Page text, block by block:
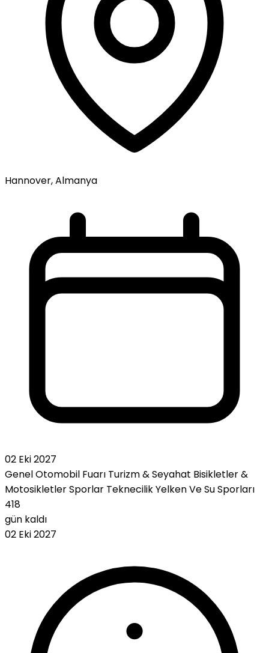
Hannover, Almanya
02 Eki 2027
Genel Otomobil Fuarı Turizm & Seyahat Bisikletler &
MotosikletlerSporlar TeknecilikYelken Ve Su Sporları
418
gün kaldı
02 Eki 2027